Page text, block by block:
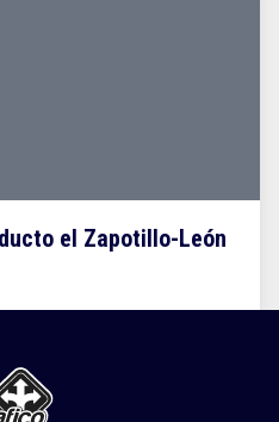
el Zapotillo-León